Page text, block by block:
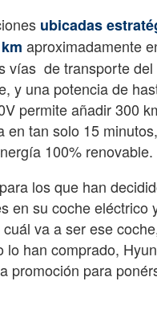
ubicadas
aproximadamente
vías de transporte del
y una potencia de
permite añadir 300
en tan solo 15
100% renovable.
los que han
en su coche eléctrico
va a ser ese
lo han comprado,
promoción para